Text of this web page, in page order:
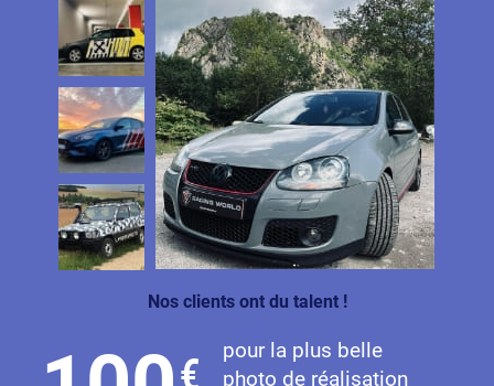
Land Rover
Ldv
Lexus
Ligier
Lincoln
Livan
Maserati
Nos clients ont du talent !
€
pour la plus belle
photo de réalisation